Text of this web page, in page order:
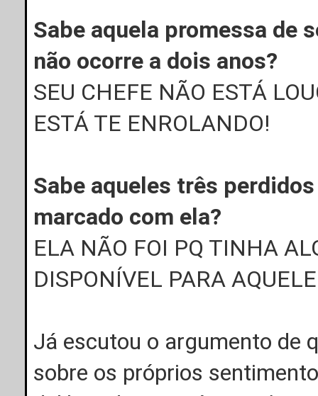
Sabe aquela promessa de
não ocorre a dois anos?
SEU CHEFE NÃO ESTÁ
ESTÁ TE ENROLANDO!
Sabe aqueles três
marcado com ela?
ELA NÃO FOI PQ TINHA
DISPONÍVEL PARA
Já escutou o argumento de
sobre os próprios